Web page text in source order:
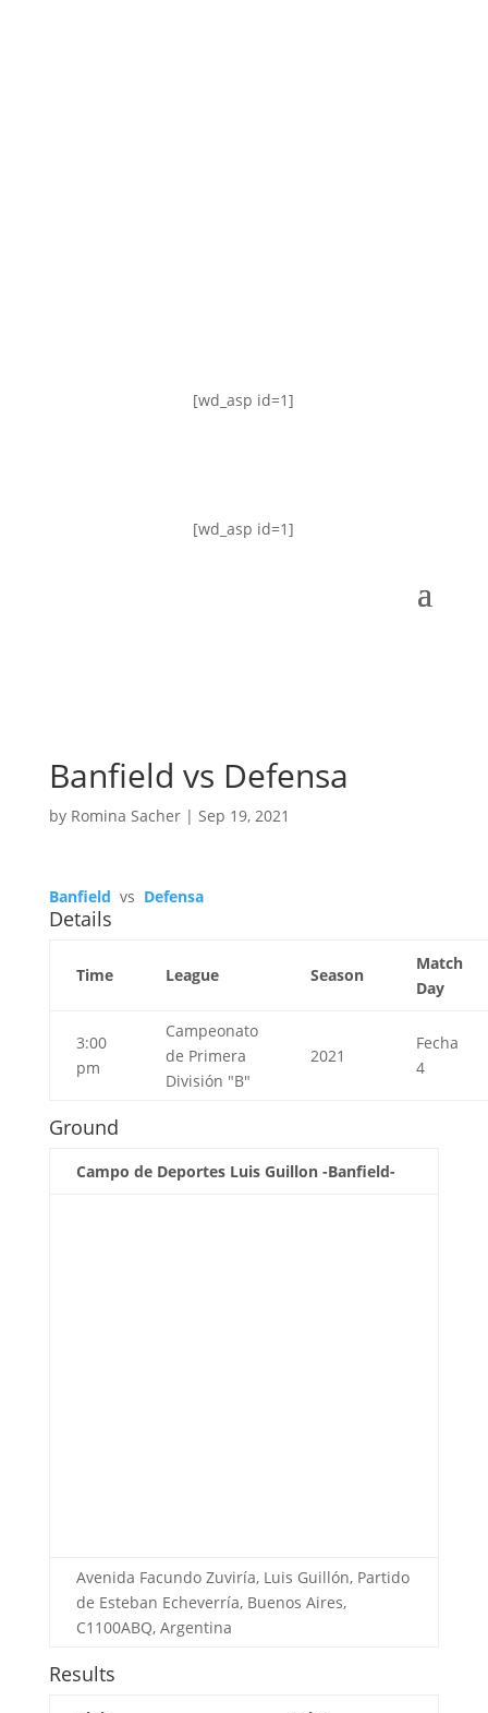
[wd_asp id=1]
[wd_asp id=1]
Banfield vs Defensa
by Romina Sacher| Sep 19, 2021
Banfield vs Defensa
Details
Time League Season
Match
Day
3:00
pm
Campeonato
de Primera
División "B"
2021
Fecha
4
Ground
Campo de Deportes Luis Guillon -Banfield-
Avenida Facundo Zuviría, Luis Guillón, Partido
de Esteban Echeverría, Buenos Aires,
C1100ABQ, Argentina
Results